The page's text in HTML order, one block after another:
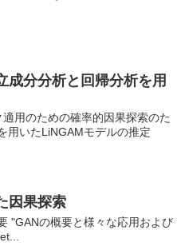
分分析と回帰分析を用
用のための確率的因果探索のた
用いたLiNGAMモデルの推定
因果探索
"GANの概要と様々な応用および